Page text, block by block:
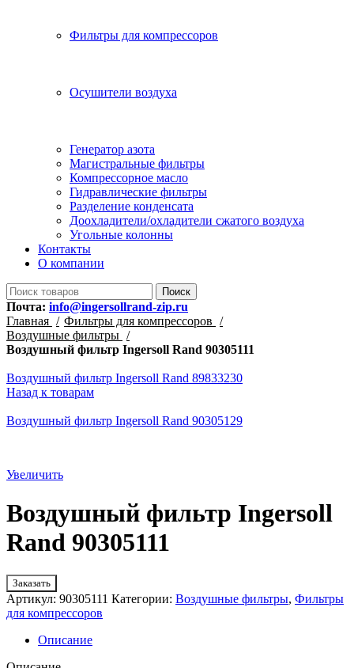
Фильтры для компрессоров
Осушители воздуха
Генератор азота
Магистральные фильтры
Компрессорное масло
Гидравлические фильтры
Разделение конденсата
Доохладители/охладители сжатого воздуха
Угольные колонны
Контакты
О компании
Поиск
Почта: info@ingersollrand-zip.ru
Главная
Фильтры для компрессоров
Воздушные фильтры
Воздушный фильтр Ingersoll Rand 90305111
Воздушный фильтр Ingersoll Rand 89833230
Назад к товарам
Воздушный фильтр Ingersoll Rand 90305129
Увеличить
Воздушный фильтр Ingersoll
Rand 90305111
Заказать
Артикул: 90305111 Категории: Воздушные фильтры, Фильтры
для компрессоров
Описание